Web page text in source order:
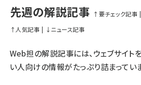
先週の解説記事 ↑要チェック記事 |
↑人気記事 | ↓ニュース記事
Web担の解説記事には、ウェブサイト
い人向けの情報がたっぷり詰まってい